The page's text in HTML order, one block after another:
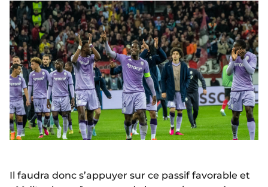
Il faudra donc s’appuyer sur ce passif favorable et